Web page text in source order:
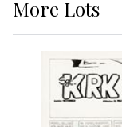
More Lots